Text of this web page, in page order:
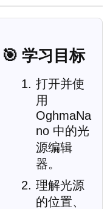
🎯 学习目标
打开并使
用
OghmaNa
no 中的光
源编辑
器。
理解光源
的位置、